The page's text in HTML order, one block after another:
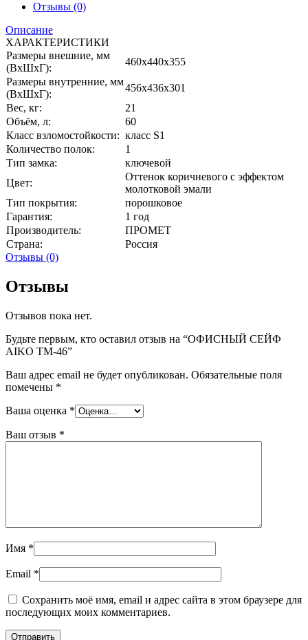
Отзывы (0)
Описание
ХАРАКТЕРИСТИКИ
Размеры внешние, мм
(ВхШхГ):
460x440x355
Размеры внутренние, мм
(ВхШхГ):
456x436x301
Вес, кг:
21
Объём, л:
60
Класс взломостойкости: класс S1
Количество полок:
1
Тип замка:
ключевой
Цвет:
Оттенок коричневого с эффектом
молотковой эмали
Тип покрытия:
порошковое
Гарантия:
1 год
Производитель:
ПРОМЕТ
Страна:
Россия
Отзывы (0)
Отзывы
Отзывов пока нет.
Будьте первым, кто оставил отзыв на “ОФИСНЫЙ СЕЙФ
AIKO ТМ-46”
Ваш адрес email не будет опубликован. Обязательные поля
помечены *
Ваша оценка *
Ваш отзыв *
Имя *
Email *
Сохранить моё имя, email и адрес сайта в этом браузере для
последующих моих комментариев.